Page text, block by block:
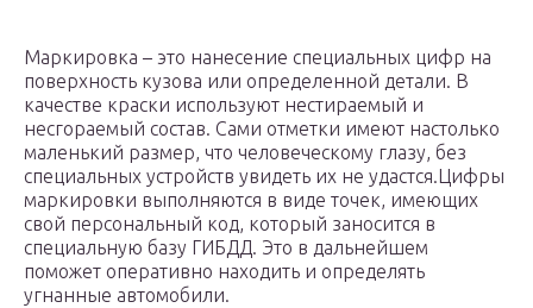
Маркировка – это нанесение специальных цифр на
поверхность кузова или определенной детали. В
качестве краски используют нестираемый и
несгораемый состав. Сами отметки имеют настолько
маленький размер, что человеческому глазу, без
специальных устройств увидеть их не удастся.Цифры
маркировки выполняются в виде точек, имеющих
свой персональный код, который заносится в
специальную базу ГИБДД. Это в дальнейшем
поможет оперативно находить и определять
угнанные автомобили.